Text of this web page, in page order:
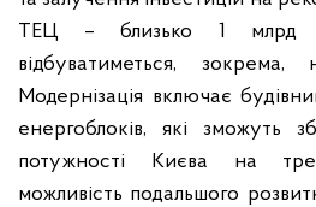
ТЕЦ – близько 1 млрд
відбуватиметься,
Модернізація включає
енергоблоків, які зможуть
потужності Києва на
можливість подальшого